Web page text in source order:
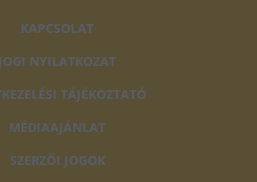
KAPCSOLAT
JOGI NYILATKOZAT
TÁJÉKOZTATÓ
MÉDIAAJÁNLAT
SZERZŐI JOGOK